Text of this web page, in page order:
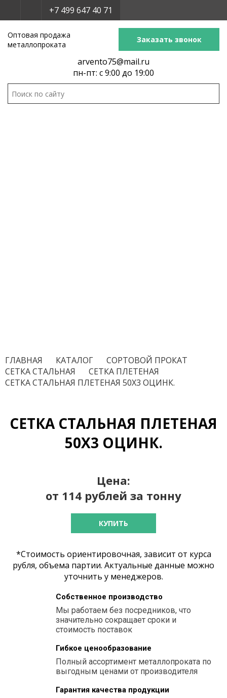
Оптовая продажа
металлопроката
arvento75@mail.ru
пн-пт: с 9:00 до 19:00
Заказать звонок
ГЛАВНАЯ КАТАЛОГ СОРТОВОЙ ПРОКАТ
СЕТКА СТАЛЬНАЯ СЕТКА ПЛЕТЕНАЯ
СЕТКА СТАЛЬНАЯ ПЛЕТЕНАЯ 50Х3 ОЦИНК.
СЕТКА СТАЛЬНАЯ ПЛЕТЕНАЯ
50Х3 ОЦИНК.
Цена:
от 114 рублей за тонну
КУПИТЬ
*Стоимость ориентировочная, зависит от курса
рубля, объема партии. Актуальные данные можно
уточнить у менеджеров.
Собственное производство
Мы работаем без посредников, что
значительно сокращает сроки и
стоимость поставок
Гибкое ценообразование
Полный ассортимент металлопроката по
выгодным ценами от производителя
Гарантия качества продукции
+7 499 647 40 71